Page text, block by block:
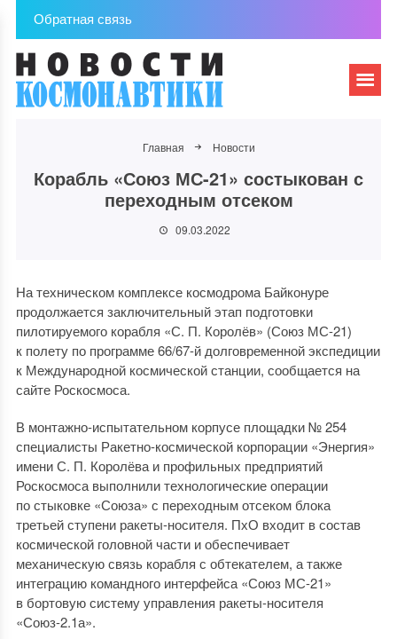
Обратная связь
Главная Новости
Корабль «Союз МС-21» состыкован с
переходным отсеком
09.03.2022
На техническом комплексе космодрома Байконуре
продолжается заключительный этап подготовки
пилотируемого корабля «С. П. Королёв» (Союз МС-21)
к полету по программе 66/67-й долговременной экспедиции
к Международной космической станции, сообщается на
сайте Роскосмоса.
В монтажно-испытательном корпусе площадки № 254
специалисты Ракетно-космической корпорации «Энергия»
имени С. П. Королёва и профильных предприятий
Роскосмоса выполнили технологические операции
по стыковке «Союза» с переходным отсеком блока
третьей ступени ракеты-носителя. ПхО входит в состав
космической головной части и обеспечивает
механическую связь корабля с обтекателем, а также
интеграцию командного интерфейса «Союз МС-21»
в бортовую систему управления ракеты-носителя
«Союз-2.1а».